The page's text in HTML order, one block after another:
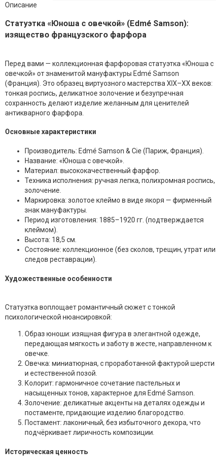
Описание
Статуэтка «Юноша с овечкой» (Edmé Samson):
изящество французского фарфора
Перед вами — коллекционная фарфоровая статуэтка «Юноша с
овечкой» от знаменитой мануфактуры Edmé Samson
(Франция). Это образец виртуозного мастерства XIX–XX веков:
тонкая роспись, деликатное золочение и безупречная
сохранность делают изделие желанным для ценителей
антикварного фарфора.
Основные характеристики
Производитель: Edmé Samson & Cie (Париж, Франция).
Название: «Юноша с овечкой».
Материал: высококачественный фарфор.
Техника исполнения: ручная лепка, полихромная роспись,
золочение.
Маркировка: золотое клеймо в виде якоря — фирменный
знак мануфактуры.
Период изготовления: 1885–1920 гг. (подтверждается
клеймом).
Высота: 18,5 см.
Состояние: коллекционное (без сколов, трещин, утрат или
следов реставрации).
Художественные особенности
Статуэтка воплощает романтичный сюжет с тонкой
психологической нюансировкой:
Образ юноши: изящная фигура в элегантной одежде,
передающая мягкость и заботу в жесте, направленном к
овечке.
Овечка: миниатюрная, с проработанной фактурой шерсти
и естественной позой.
Колорит: гармоничное сочетание пастельных и
насыщенных тонов, характерное для Edmé Samson.
Золочение: деликатные акценты на деталях одежды и
постаменте, придающие изделию благородство.
Постамент: лаконичный, без избыточного декора, что
подчёркивает лиричность композиции.
Историческая ценность